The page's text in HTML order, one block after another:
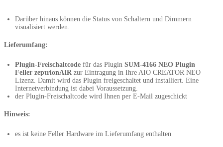
Darüber hinaus können die Status von Schaltern und Dimmern
visualisiert werden.
Lieferumfang:
Plugin-Freischaltcode für das Plugin SUM-4166 NEO Plugin
Feller zeptrionAIR zur Eintragung in Ihre AIO CREATOR NEO
Lizenz. Damit wird das Plugin freigeschaltet und installiert. Eine
Internetverbindung ist dabei Voraussetzung.
der Plugin-Freischaltcode wird Ihnen per E-Mail zugeschickt
Hinweis:
es ist keine Feller Hardware im Lieferumfang enthalten